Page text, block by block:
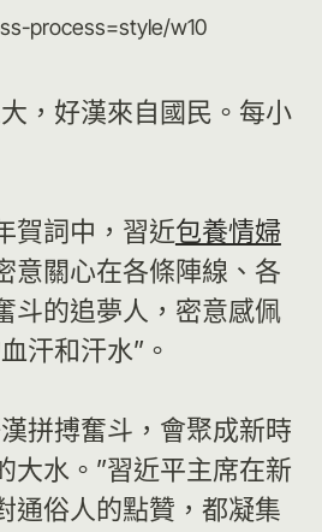
，好漢來自國民。每小
賀詞中，習近包養情婦
意關心在各條陣線、各
斗的追夢人，密意感佩
汗和汗水”。
拼搏奮斗，會聚成新時
大水。”習近平主席在新
通俗人的點贊，都凝集